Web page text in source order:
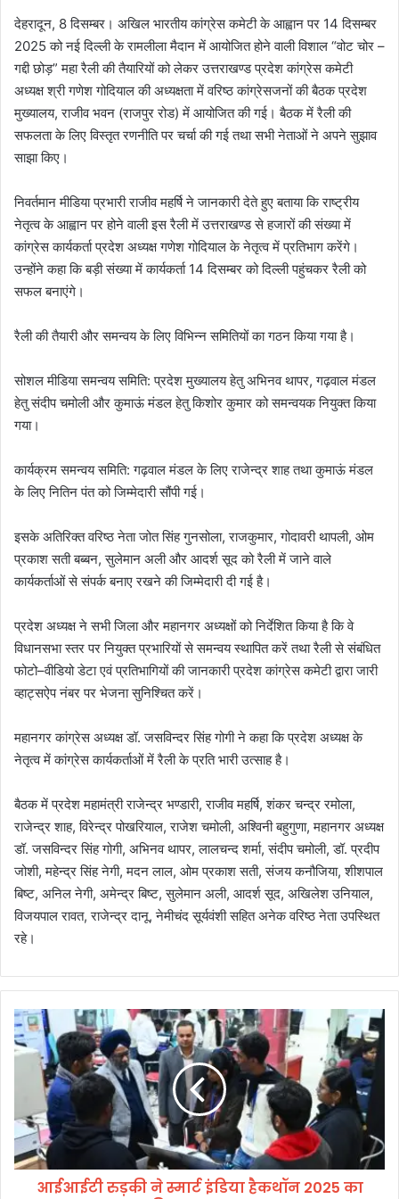
देहरादून, 8 दिसम्बर। अखिल भारतीय कांग्रेस कमेटी के आह्वान पर 14 दिसम्बर
2025 को नई दिल्ली के रामलीला मैदान में आयोजित होने वाली विशाल “वोट चोर –
गद्दी छोड़” महा रैली की तैयारियों को लेकर उत्तराखण्ड प्रदेश कांग्रेस कमेटी
अध्यक्ष श्री गणेश गोदियाल की अध्यक्षता में वरिष्ठ कांग्रेसजनों की बैठक प्रदेश
मुख्यालय, राजीव भवन (राजपुर रोड) में आयोजित की गई। बैठक में रैली की
सफलता के लिए विस्तृत रणनीति पर चर्चा की गई तथा सभी नेताओं ने अपने सुझाव
साझा किए।
निवर्तमान मीडिया प्रभारी राजीव महर्षि ने जानकारी देते हुए बताया कि राष्ट्रीय
नेतृत्व के आह्वान पर होने वाली इस रैली में उत्तराखण्ड से हजारों की संख्या में
कांग्रेस कार्यकर्ता प्रदेश अध्यक्ष गणेश गोदियाल के नेतृत्व में प्रतिभाग करेंगे।
उन्होंने कहा कि बड़ी संख्या में कार्यकर्ता 14 दिसम्बर को दिल्ली पहुंचकर रैली को
सफल बनाएंगे।
रैली की तैयारी और समन्वय के लिए विभिन्न समितियों का गठन किया गया है।
सोशल मीडिया समन्वय समिति: प्रदेश मुख्यालय हेतु अभिनव थापर, गढ़वाल मंडल
हेतु संदीप चमोली और कुमाऊं मंडल हेतु किशोर कुमार को समन्वयक नियुक्त किया
गया।
कार्यक्रम समन्वय समिति: गढ़वाल मंडल के लिए राजेन्द्र शाह तथा कुमाऊं मंडल
के लिए नितिन पंत को जिम्मेदारी सौंपी गई।
इसके अतिरिक्त वरिष्ठ नेता जोत सिंह गुनसोला, राजकुमार, गोदावरी थापली, ओम
प्रकाश सती बब्बन, सुलेमान अली और आदर्श सूद को रैली में जाने वाले
कार्यकर्ताओं से संपर्क बनाए रखने की जिम्मेदारी दी गई है।
प्रदेश अध्यक्ष ने सभी जिला और महानगर अध्यक्षों को निर्देशित किया है कि वे
विधानसभा स्तर पर नियुक्त प्रभारियों से समन्वय स्थापित करें तथा रैली से संबंधित
फोटो–वीडियो डेटा एवं प्रतिभागियों की जानकारी प्रदेश कांग्रेस कमेटी द्वारा जारी
व्हाट्सऐप नंबर पर भेजना सुनिश्चित करें।
महानगर कांग्रेस अध्यक्ष डॉ. जसविन्दर सिंह गोगी ने कहा कि प्रदेश अध्यक्ष के
नेतृत्व में कांग्रेस कार्यकर्ताओं में रैली के प्रति भारी उत्साह है।
बैठक में प्रदेश महामंत्री राजेन्द्र भण्डारी, राजीव महर्षि, शंकर चन्द्र रमोला,
राजेन्द्र शाह, विरेन्द्र पोखरियाल, राजेश चमोली, अश्विनी बहुगुणा, महानगर अध्यक्ष
डॉ. जसविन्दर सिंह गोगी, अभिनव थापर, लालचन्द शर्मा, संदीप चमोली, डॉ. प्रदीप
जोशी, महेन्द्र सिंह नेगी, मदन लाल, ओम प्रकाश सती, संजय कनौजिया, शीशपाल
बिष्ट, अनिल नेगी, अमेन्द्र बिष्ट, सुलेमान अली, आदर्श सूद, अखिलेश उनियाल,
विजयपाल रावत, राजेन्द्र दानू, नेमीचंद सूर्यवंशी सहित अनेक वरिष्ठ नेता उपस्थित
रहे।
आ
ई
आ
की
ने
आईआईटी रुड़की ने स्मार्ट इंडिया हैकथॉन 2025 का